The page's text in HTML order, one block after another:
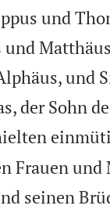
und
und
der Sohn
Frauen und
seinen